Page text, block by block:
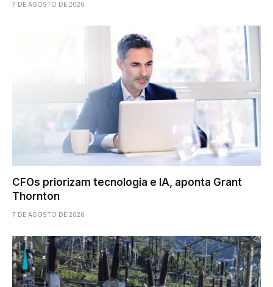
7 DE AGOSTO DE 2026
CFOs priorizam tecnologia e IA, aponta Grant
Thornton
7 DE AGOSTO DE 2026